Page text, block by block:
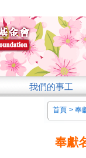
我們的事工
首頁 > 奉
奉獻